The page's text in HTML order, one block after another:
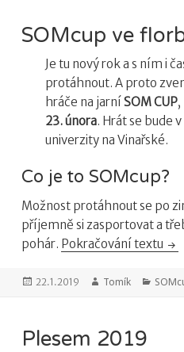
SOMcup ve
Je tu nový rok a s ním i
protáhnout. A proto
hráče na jarní SOM CUP,
23. února. Hrát se bude
univerzity na Vinařské.
Co je to SOMcup?
Možnost protáhnout se po
příjemně si zasportovat a
pohár. Pokračování textu
Publikováno:
22.1.2019 Autor:
Tomík
Plesem 2019